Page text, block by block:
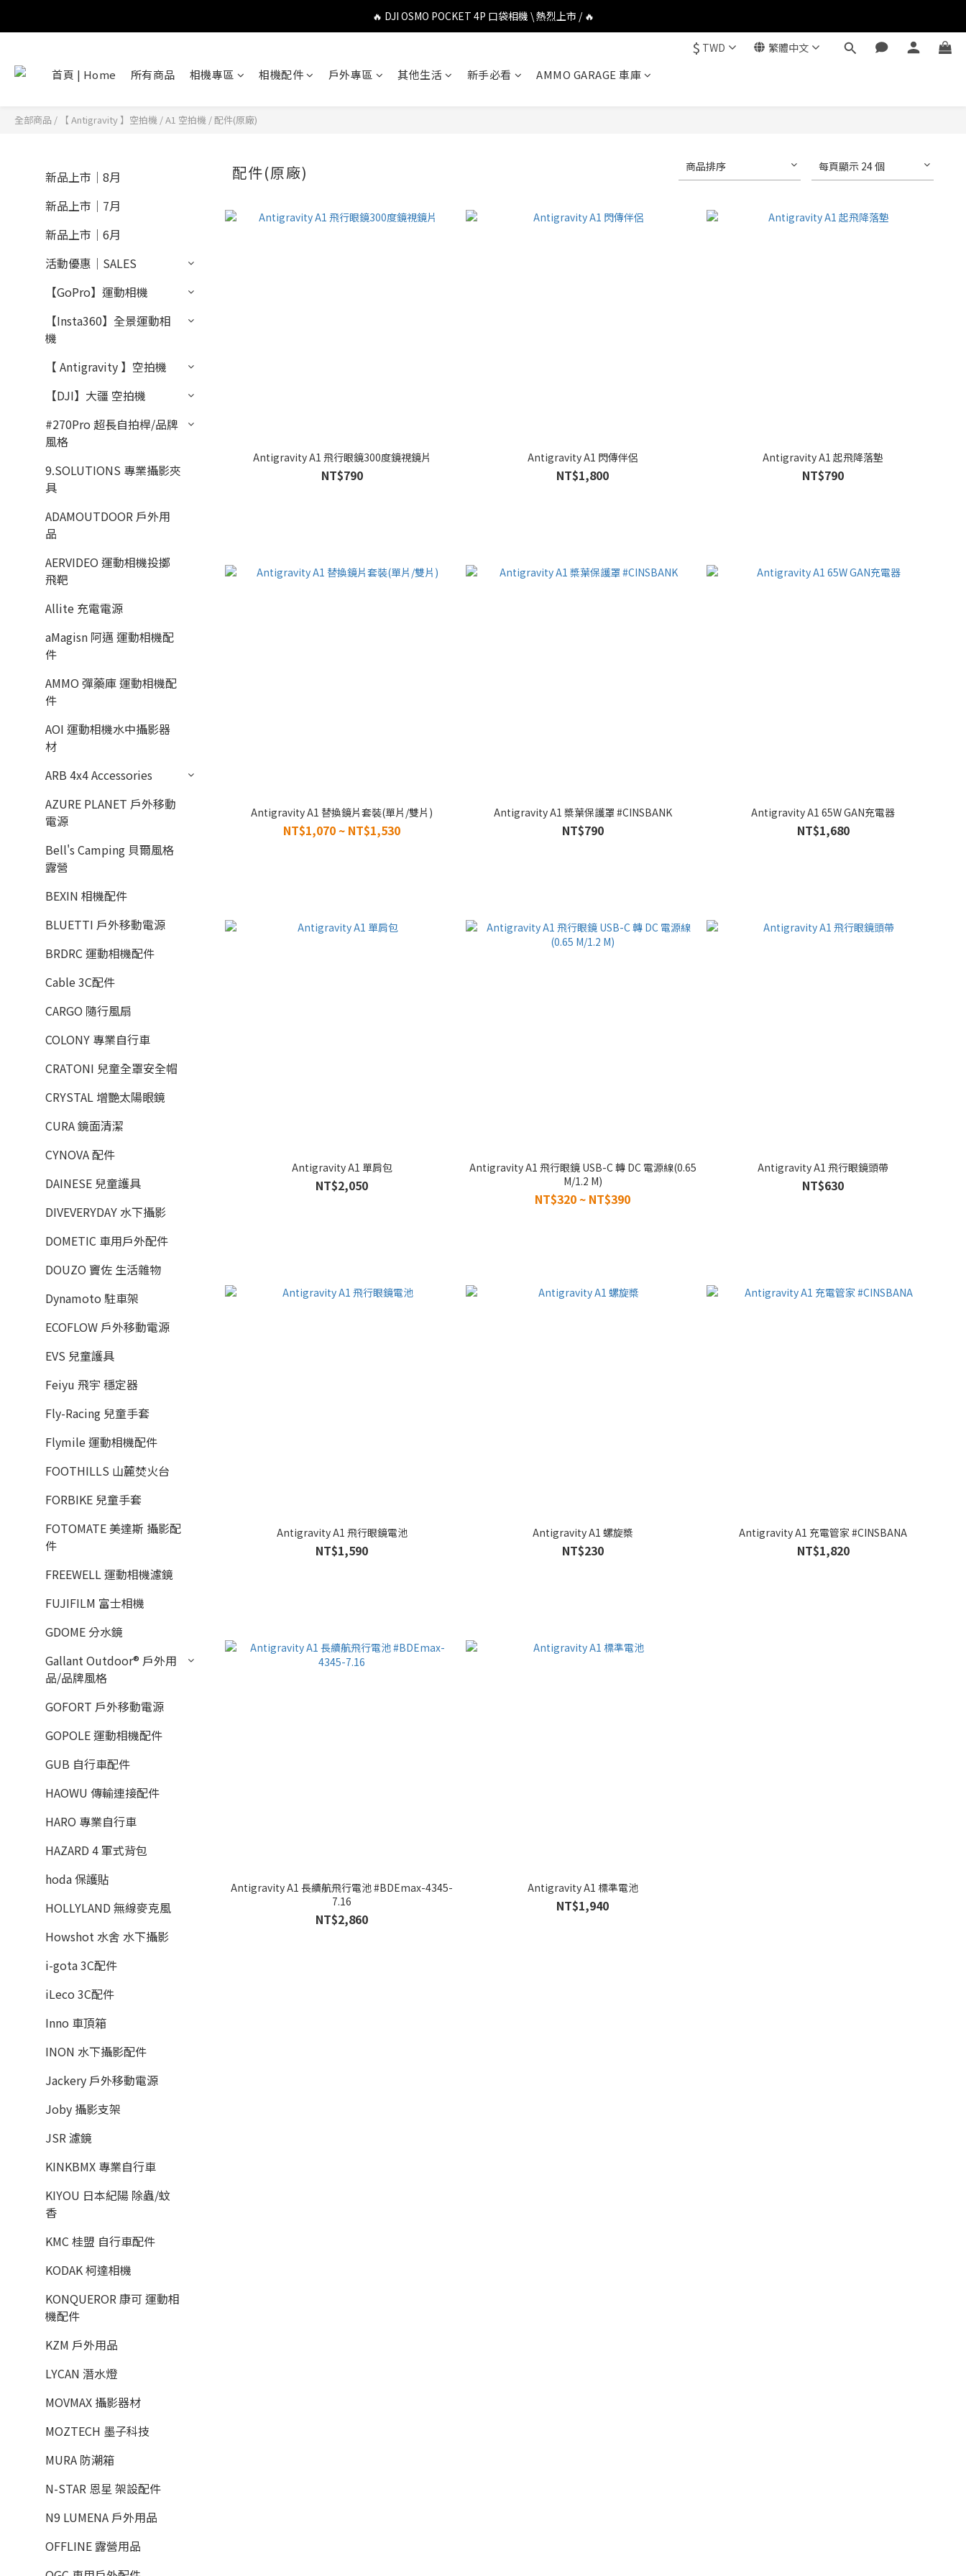
🔥 DJI OSMO POCKET 4P 口袋相機 \ 熱烈上市 / 🔥
🔥 DJI OSMO POCKET 4P 口袋相機 \ 熱烈上市 / 🔥
🔥 Insta360 GO Ultra Hello Kitty 聯名限定套裝 \ 時尚上市 / 🔥
$ TWD 繁體中文
首頁 | Home 所有商品 相機專區 相機配件 戶外專區 其他生活 新手必看 AMMO GARAGE 車庫
全部商品 / 【 Antigravity 】空拍機 /A1 空拍機 /配件(原廠)
新品上市｜8月
新品上市｜7月
新品上市｜6月
活動優惠｜SALES
【GoPro】運動相機
【Insta360】全景運動相
機
【 Antigravity 】空拍機
【DJI】大疆 空拍機
#270Pro 超長自拍桿/品牌
風格
9.SOLUTIONS 專業攝影夾
具
ADAMOUTDOOR 戶外用
品
AERVIDEO 運動相機投擲
飛靶
Allite 充電電源
aMagisn 阿邁 運動相機配
件
AMMO 彈藥庫 運動相機配
件
AOI 運動相機水中攝影器
材
ARB 4x4 Accessories
AZURE PLANET 戶外移動
電源
Bell's Camping 貝爾風格
露營
BEXIN 相機配件
BLUETTI 戶外移動電源
BRDRC 運動相機配件
Cable 3C配件
CARGO 隨行風扇
COLONY 專業自行車
CRATONI 兒童全罩安全帽
CRYSTAL 增艷太陽眼鏡
CURA 鏡面清潔
CYNOVA 配件
DAINESE 兒童護具
DIVEVERYDAY 水下攝影
DOMETIC 車用戶外配件
DOUZO 竇佐 生活雜物
Dynamoto 駐車架
ECOFLOW 戶外移動電源
EVS 兒童護具
Feiyu 飛宇 穩定器
Fly-Racing 兒童手套
Flymile 運動相機配件
FOOTHILLS 山麓焚火台
FORBIKE 兒童手套
FOTOMATE 美達斯 攝影配
件
FREEWELL 運動相機濾鏡
FUJIFILM 富士相機
GDOME 分水鏡
Gallant Outdoor®️ 戶外用
品/品牌風格
GOFORT 戶外移動電源
GOPOLE 運動相機配件
GUB 自行車配件
HAOWU 傳輸連接配件
HARO 專業自行車
HAZARD 4 軍式背包
hoda 保護貼
HOLLYLAND 無線麥克風
Howshot 水舍 水下攝影
i-gota 3C配件
iLeco 3C配件
Inno 車頂箱
INON 水下攝影配件
Jackery 戶外移動電源
Joby 攝影支架
JSR 濾鏡
KINKBMX 專業自行車
KIYOU 日本紀陽 除蟲/蚊
香
KMC 桂盟 自行車配件
KODAK 柯達相機
KONQUEROR 康可 運動相
機配件
KZM 戶外用品
LYCAN 潛水燈
MOVMAX 攝影器材
MOZTECH 墨子科技
MURA 防潮箱
N-STAR 恩星 架設配件
N9 LUMENA 戶外用品
OFFLINE 露營用品
配件(原廠) 商品排序 每頁顯示 24 個
Antigravity A1 飛行眼鏡300度鏡視鏡片
NT$790
Antigravity A1 閃傳伴侶
NT$1,800
Antigravity A1 起飛降落墊
NT$790
Antigravity A1 替換鏡片套裝(單片/雙片)
NT$1,070 ~ NT$1,530
Antigravity A1 槳葉保護罩 #CINSBANK
NT$790
Antigravity A1 65W GAN充電器
NT$1,680
Antigravity A1 單肩包
NT$2,050
Antigravity A1 飛行眼鏡 USB-C 轉 DC 電源線(0.65
M/1.2 M)
NT$320 ~ NT$390
Antigravity A1 飛行眼鏡頭帶
NT$630
Antigravity A1 飛行眼鏡電池
NT$1,590
Antigravity A1 螺旋槳
NT$230
Antigravity A1 充電管家 #CINSBANA
NT$1,820
Antigravity A1 長續航飛行電池 #BDEmax-4345-
7.16
NT$2,860
Antigravity A1 標準電池
NT$1,940